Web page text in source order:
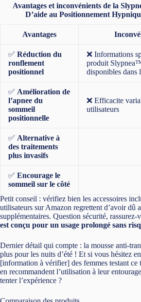
Avantages et inconvénients de la
D’aide au Positionnement
Avantages
✅ Réduction du
ronflement
positionnel
❌ Informations
produit
disponibles dans
✅ Amélioration de
l’apnee du
sommeil
positionnelle
❌ Efficacite
utilisateurs
✅ Alternative à
des traitements
plus invasifs
✅ Encourage le
sommeil sur le côté
Petit conseil : vérifiez bien les accessoires
utilisateurs sur Amazon regrettent d’avoir dû
supplémentaires. Question sécurité, rassurez-
est conçu pour un usage prolongé sans
Dernier détail qui compte : la mousse anti-
plus pour les nuits d’été ! Et si vous hésitez
[information à vérifier] des femmes testant ce
en recommandent l’utilisation à leur
tenter l’expérience ?